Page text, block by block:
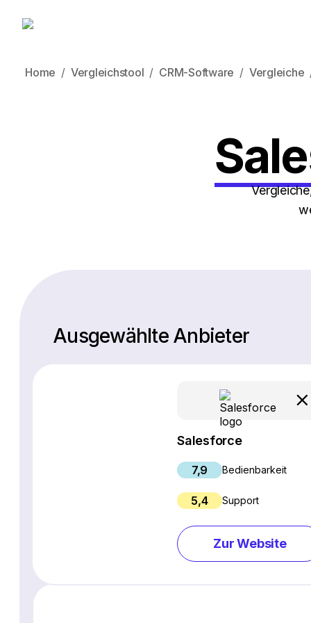
Home Vergleichstool CRM-Software Vergleiche
Ausgewählte Anbieter
Salesforce
7,9 Bedienbarkeit
5,4 Support
Zur Website